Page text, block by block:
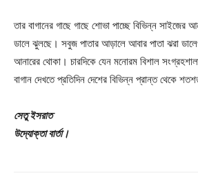
তার বাগানের গাছে গাছে শোভা পাচ্ছে বিভিন্ন সাইজের
ডালে ঝুলছে। সবুজ পাতার আড়ালে আবার পাতা ঝরা
আনারের থোকা। চারদিকে যেন মনোরম বিশাল
বাগান দেখতে প্রতিদিন দেশের বিভিন্ন প্রান্ত থেকে
সেতু ইসরাত
উদ্যোক্তা বার্তা।